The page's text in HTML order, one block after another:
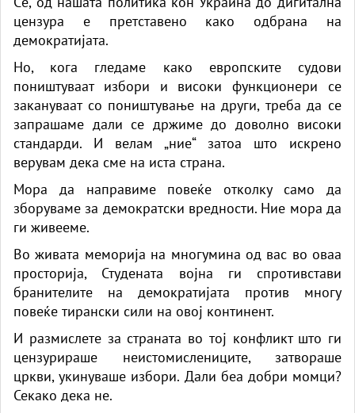
цензура е претставено како одбрана на
демократијата.
Но, кога гледаме како европските судови
поништуваат избори и високи функционери се
закануваат со поништување на други, треба да се
запрашаме дали се држиме до доволно високи
стандарди. И велам „ние“ затоа што искрено
верувам дека сме на иста страна.
Мора да направиме повеќе отколку само да
зборуваме за демократски вредности. Ние мора да
ги живееме.
Во живата меморија на многумина од вас во оваа
просторија, Студената војна ги спротивстави
бранителите на демократијата против многу
повеќе тирански сили на овој континент.
И размислете за страната во тој конфликт што ги
цензурираше неистомислениците, затвораше
цркви, укинуваше избори. Дали беа добри момци?
Секако дека не.